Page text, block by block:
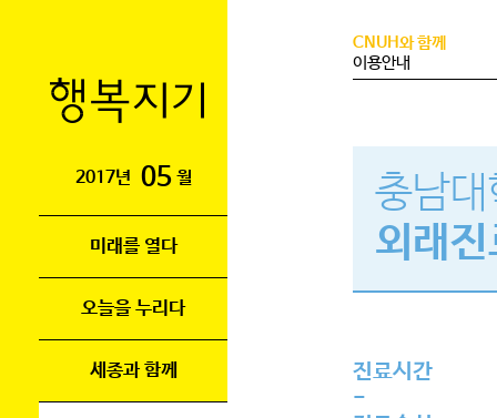
2017년 05 월
미래를 열다
오늘을 누리다
세종과 함께
CNUH와 함께
이용안내
충남
외래
진료시간
-